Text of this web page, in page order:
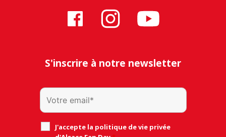
S'inscrire à notre newsletter
J'accepte la politique de vie privée